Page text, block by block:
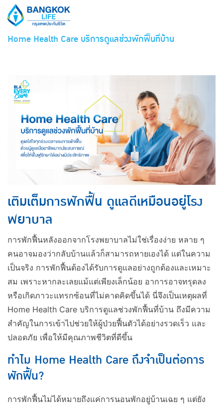
Home Health Care บริการดูแลช่วงพักฟื้นที่บ้าน
เติมเต็มการพักฟื้น ดูแลดีเหมือนอยู่โรง
พยาบาล
การพักฟื้นหลังออกจากโรงพยาบาลไม่ใช่เรื่องง่าย หลาย ๆ
คนอาจมองว่ากลับบ้านแล้วก็สามารถหายเองได้ แต่ในความ
เป็นจริง การพักฟื้นต้องได้รับการดูแลอย่างถูกต้องและเหมาะ
สม เพราะหากละเลยแม้แต่เพียงเล็กน้อย อาการอาจทรุดลง
หรือเกิดภาวะแทรกซ้อนที่ไม่คาดคิดขึ้นได้ นี่จึงเป็นเหตุผลที่
Home Health Care บริการดูแลช่วงพักฟื้นที่บ้าน ถึงมีความ
สำคัญในการเข้าไปช่วยให้ผู้ป่วยฟื้นตัวได้อย่างรวดเร็ว และ
ปลอดภัย เพื่อให้มีคุณภาพชีวิตที่ดีขึ้น
ทำไม Home Health Care ถึงจำเป็นต่อการ
พักฟื้น?
การพักฟื้นไม่ได้หมายถึงแค่การนอนพักอยู่บ้านเฉย ๆ แต่ยัง